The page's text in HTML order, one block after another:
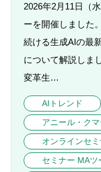
2026年2月11日（
ーを開催しました
続ける生成AIの最
について解説しま
変革生…
AIトレンド
アニール・ク
オンラインセ
セミナー MAツ